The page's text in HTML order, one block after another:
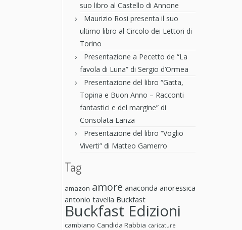
suo libro al Castello di Annone
Maurizio Rosi presenta il suo
ultimo libro al Circolo dei Lettori di
Torino
Presentazione a Pecetto de “La
favola di Luna” di Sergio d’Ormea
Presentazione del libro “Gatta,
Topina e Buon Anno – Racconti
fantastici e del margine” di
Consolata Lanza
Presentazione del libro “Voglio
Viverti” di Matteo Gamerro
Tag
amazon amore anaconda anoressica
antonio tavella Buckfast
Buckfast Edizioni
cambiano Candida Rabbia caricature